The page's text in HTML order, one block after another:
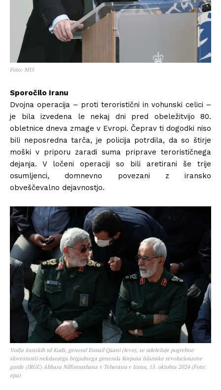
Foto: MI5
Sporočilo Iranu
Dvojna operacija – proti teroristični in vohunski celici –
je bila izvedena le nekaj dni pred obeležitvijo 80.
obletnice dneva zmage v Evropi. Čeprav ti dogodki niso
bili neposredna tarča, je policija potrdila, da so štirje
moški v priporu zaradi suma priprave terorističnega
dejanja. V ločeni operaciji so bili aretirani še trije
osumljenci, domnevno povezani z iransko
obveščevalno dejavnostjo.
Vodja iranskih sil Kuds, general Esmail Qaani (levo), se udeležuje pogrebne
slovesnosti nekdanjega brigadnega generala Korpusa islamske revolucionarne
garde (IRGC) Abbasa Nilforoushana v Teheranu v Iranu, 15. oktobra 2024 (Foto:
epa)